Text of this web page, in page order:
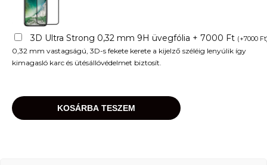
3D Ultra Strong 0,32 mm 9H üvegfólia + 7000 Ft (+7000 Ft
0,32 mm vastagságú, 3D-s fekete kerete a kijelző széléig lenyúlik így
kimagasló karc és ütésállóvédelmet biztosít.
KOSÁRBA TESZEM